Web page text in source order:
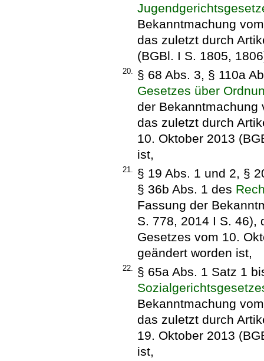
Bekanntmachung
das zuletzt durch
(BGBl. I S. 1805,
20.
§ 68 Abs. 3, § 110a
Gesetzes über
der Bekanntmachung
das zuletzt durch
10. Oktober 2013
ist,
21.
§ 19 Abs. 1 und 2, §
§ 36b Abs. 1 des
Fassung der
S. 778, 2014 I S. 46),
Gesetzes vom 10.
geändert worden ist,
22.
§ 65a Abs. 1 Satz 1
Bekanntmachung
das zuletzt durch
19. Oktober 2013
ist,